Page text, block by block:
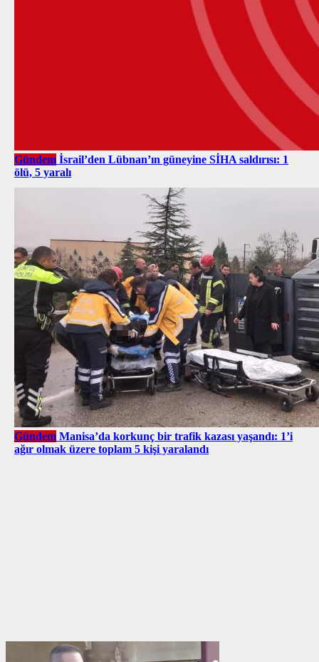
Gündem İsrail’den Lübnan’ın güneyine SİHA saldırısı: 1
ölü, 5 yaralı
Gündem Manisa’da korkunç bir trafik kazası yaşandı: 1’i
ağır olmak üzere toplam 5 kişi yaralandı